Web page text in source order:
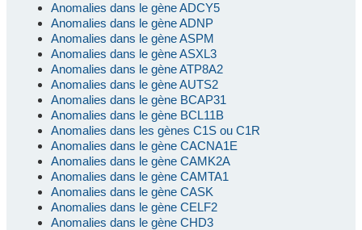
Anomalies dans le gène ADCY5
Anomalies dans le gène ADNP
Anomalies dans le gène ASPM
Anomalies dans le gène ASXL3
Anomalies dans le gène ATP8A2
Anomalies dans le gène AUTS2
Anomalies dans le gène BCAP31
Anomalies dans le gène BCL11B
Anomalies dans les gènes C1S ou C1R
Anomalies dans le gène CACNA1E
Anomalies dans le gène CAMK2A
Anomalies dans le gène CAMTA1
Anomalies dans le gène CASK
Anomalies dans le gène CELF2
Anomalies dans le gène CHD3